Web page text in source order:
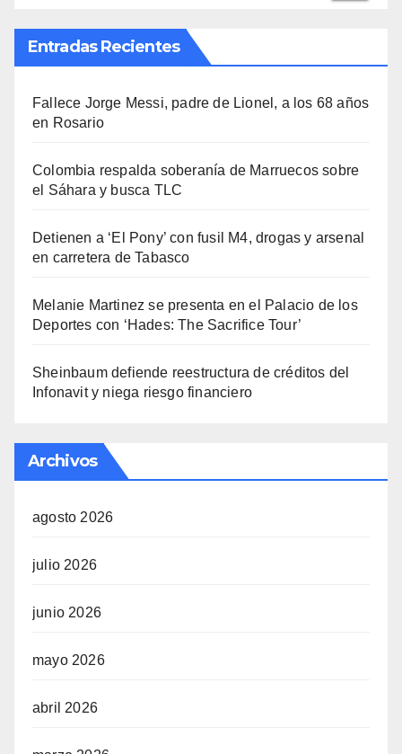
Entradas Recientes
Fallece Jorge Messi, padre de Lionel, a los 68 años
en Rosario
Colombia respalda soberanía de Marruecos sobre
el Sáhara y busca TLC
Detienen a ‘El Pony’ con fusil M4, drogas y arsenal
en carretera de Tabasco
Melanie Martinez se presenta en el Palacio de los
Deportes con ‘Hades: The Sacrifice Tour’
Sheinbaum defiende reestructura de créditos del
Infonavit y niega riesgo financiero
Archivos
agosto 2026
julio 2026
junio 2026
mayo 2026
abril 2026